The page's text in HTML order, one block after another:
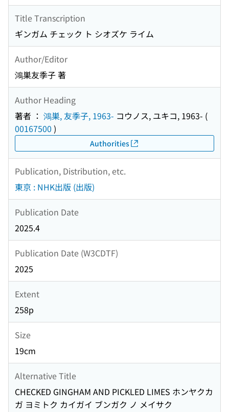
Title Transcription
ギンガム チェック ト シオズケ ライム
Author/Editor
鴻巣友季子 著
Author Heading
著者 ： 鴻巣, 友季子, 1963- コウノス, ユキコ, 1963- (
00167500 )
Authorities
Publication, Distribution, etc.
東京 : NHK出版 (出版)
Publication Date
2025.4
Publication Date (W3CDTF)
2025
Extent
258p
Size
19cm
Alternative Title
CHECKED GINGHAM AND PICKLED LIMES ホンヤクカ
ガ ヨミトク カイガイ ブンガク ノ メイサク